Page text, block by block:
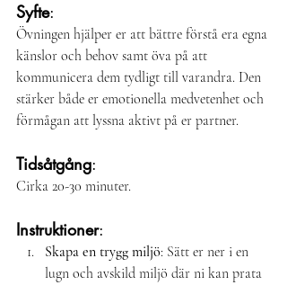
Syfte:
Övningen hjälper er att bättre förstå era egna
känslor och behov samt öva på att
kommunicera dem tydligt till varandra. Den
stärker både er emotionella medvetenhet och
förmågan att lyssna aktivt på er partner.
Tidsåtgång:
Cirka 20-30 minuter.
Instruktioner:
Skapa en trygg miljö: Sätt er ner i en
lugn och avskild miljö där ni kan prata